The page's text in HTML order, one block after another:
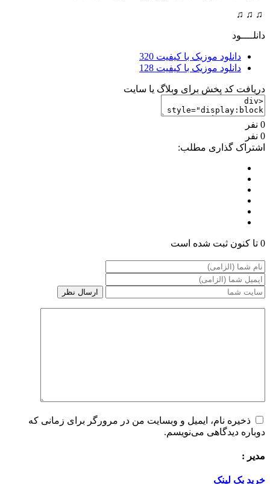
♫ ♫ ♫
دانلــــود
دانلود موزیک با کیفیت 320
دانلود موزیک با کیفیت 128
دریافت کد پخش برای وبلاگ یا سایت
0 نفر
0 نفر
اشتراک گذاری مطلب:
0 تا کنون ثبت شده است
ذخیره نام، ایمیل و وبسایت من در مرورگر برای زمانی که
دوباره دیدگاهی می‌نویسم.
مدیر :
خرید بک لینک